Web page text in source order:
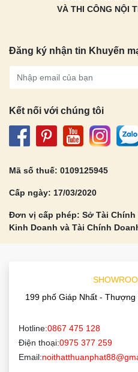
VÀ THI CÔNG NỘI
Đăng ký nhận tin Khuyến
Kết nối với chúng tôi
Mã số thuế: 0109125945
Cấp ngày: 17/03/2020
Đơn vị cấp phép: Sở Tài Chính
Kinh Doanh và Tài Chính
199 phố Giáp Nhất -
Hotline:0867 475 128
Điện thoại:0975 377 259
Email: